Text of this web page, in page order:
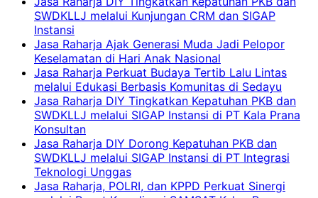
SWDKLLJ melalui Kunjungan CRM dan SIGAP
Instansi
Jasa Raharja Ajak Generasi Muda Jadi Pelopor
Keselamatan di Hari Anak Nasional
Jasa Raharja Perkuat Budaya Tertib Lalu Lintas
melalui Edukasi Berbasis Komunitas di Sedayu
Jasa Raharja DIY Tingkatkan Kepatuhan PKB dan
SWDKLLJ melalui SIGAP Instansi di PT Kala Prana
Konsultan
Jasa Raharja DIY Dorong Kepatuhan PKB dan
SWDKLLJ melalui SIGAP Instansi di PT Integrasi
Teknologi Unggas
Jasa Raharja, POLRI, dan KPPD Perkuat Sinergi